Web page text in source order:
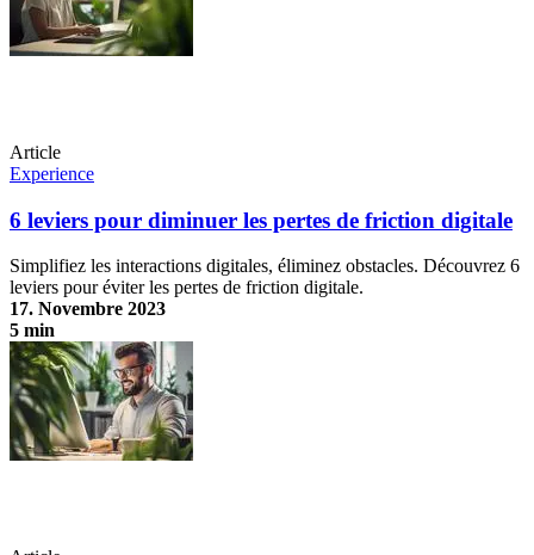
Article
Experience
6 leviers pour diminuer les pertes de friction digitale
Simplifiez les interactions digitales, éliminez obstacles. Découvrez 6
leviers pour éviter les pertes de friction digitale.
17. Novembre 2023
5 min
6 leviers pour diminuer les pertes de friction digitale